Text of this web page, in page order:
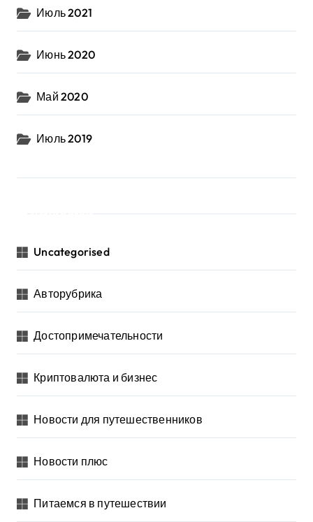
Июль 2021
Июнь 2020
Май 2020
Июль 2019
Uncategorised
Авторубрика
Достопримечательности
Криптовалюта и бизнес
Новости для путешественников
Новости плюс
Питаемся в путешествии